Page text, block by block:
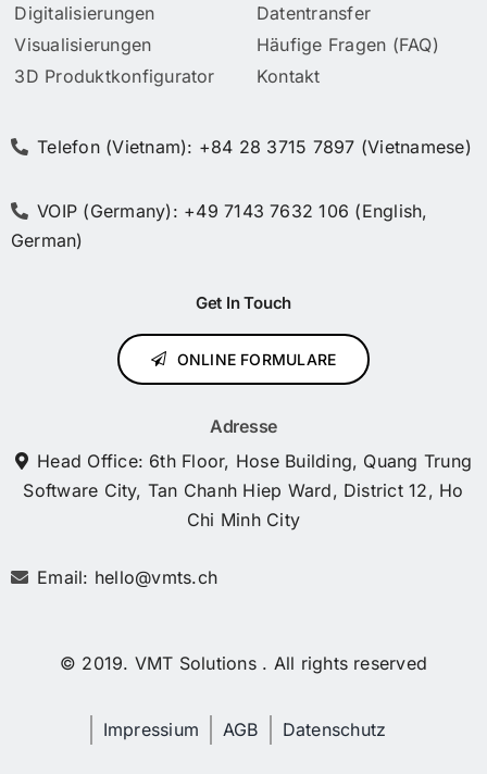
Digitalisierungen
Visualisierungen
3D Produktkonfigurator
Datentransfer
Häufige Fragen (FAQ)
Kontakt
Telefon (Vietnam): +84 28 3715 7897 (Vietnamese)
VOIP (Germany): +49 7143 7632 106 (English,
German)
Adresse
Head Office: 6th Floor, Hose Building, Quang Trung
Software City, Tan Chanh Hiep Ward, District 12, Ho
Chi Minh City
Email: hello@vmts.ch
Get In Touch
ONLINE FORMULARE
© 2019. VMT Solutions . All rights reserved
Impressium AGB Datenschutz